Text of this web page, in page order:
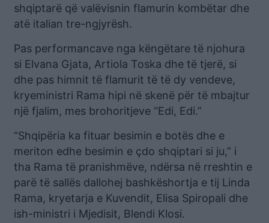
shqiptarë që valëvisnin flamurin kombëtar dhe
atë italian tre-ngjyrësh.
Pas performancave nga këngëtare të njohura
si Elvana Gjata, Artiola Toska dhe të tjerë, si
dhe pas himnit të flamurit të të dy vendeve,
kryeministri Rama hipi në skenë për të mbajtur
një fjalim, mes brohoritjeve “Edi, Edi.”
“Shqipëria ka fituar besimin e botës dhe e
meriton edhe besimin e çdo shqiptari si ju,” i
tha Rama të pranishmëve, ndërsa në rreshtin e
parë të sallës dallohej bashkëshortja e tij Linda
Rama, kryetarja e Kuvendit, Elisa Spiropali dhe
ish-ministri i Mjedisit, Blendi Klosi.